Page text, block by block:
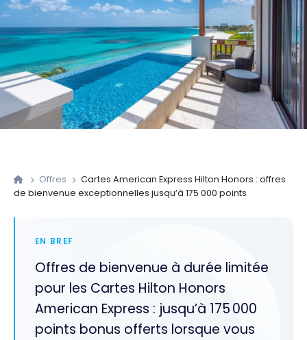
Offres
Cartes American Express Hilton Honors : offres
de bienvenue exceptionnelles jusqu’à 175 000 points
EN BREF
Offres de bienvenue à durée limitée
pour les Cartes Hilton Honors
American Express : jusqu’à 175 000
points bonus offerts lorsque vous